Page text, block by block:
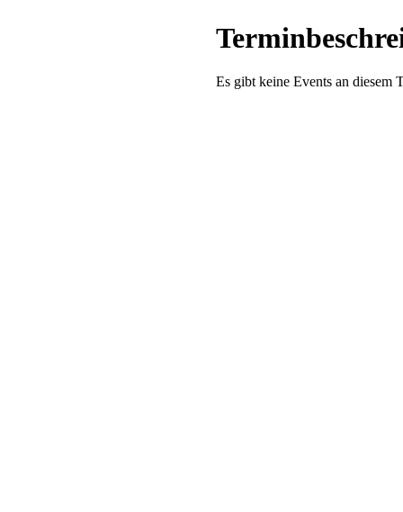
Es gibt keine Events an diesem